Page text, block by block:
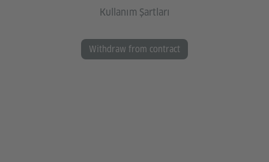
Kullanım Şartları
Withdraw from contract